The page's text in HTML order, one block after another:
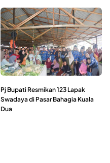
Pj Bupati Resmikan 123 Lapak
Swadaya di Pasar Bahagia Kuala
Dua